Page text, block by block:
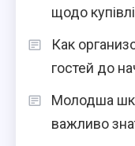
щодо
Как
гостей до
Молодша
важливо